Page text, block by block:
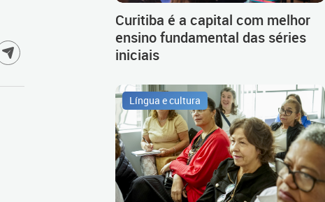
Curitiba é a capital com melhor
ensino fundamental das séries
iniciais
Língua e cultura